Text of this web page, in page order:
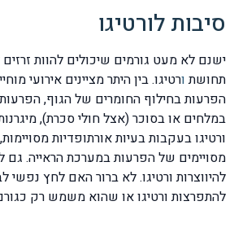
סיבות לורטיגו
ישנם לא מעט גורמים שיכולים להוות
תחושתורטיגו. בין היתר מציינים אירועי
הפרעות בחילוף החומרים של הגוף, הפרעות
במלחים או בסוכר (אצל חולי סכרת),
ורטיגו בעקבות בעיות אורתופדיות
מסויימים של הפרעות במערכת הראייה. גם
להיווצרות ורטיגו. לא ברור האם לחץ נפשי
להתפרצות ורטיגו או שהוא משמש רק